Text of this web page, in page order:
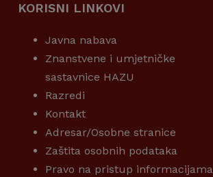
KORISNI LINKOVI
Javna nabava
Znanstvene i umjetničke
sastavnice HAZU
Razredi
Kontakt
Adresar/Osobne stranice
Zaštita osobnih podataka
Pravo na pristup informacijama